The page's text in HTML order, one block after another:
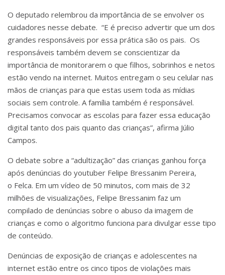
O deputado relembrou da importância de se envolver os
cuidadores nesse debate. “E é preciso advertir que um dos
grandes responsáveis por essa prática são os pais. Os
responsáveis também devem se conscientizar da
importância de monitorarem o que filhos, sobrinhos e netos
estão vendo na internet. Muitos entregam o seu celular nas
mãos de crianças para que estas usem toda as mídias
sociais sem controle. A família também é responsável.
Precisamos convocar as escolas para fazer essa educação
digital tanto dos pais quanto das crianças”, afirma Júlio
Campos.
O debate sobre a “adultização” das crianças ganhou força
após denúncias do youtuber Felipe Bressanim Pereira,
o Felca. Em um vídeo de 50 minutos, com mais de 32
milhões de visualizações, Felipe Bressanim faz um
compilado de denúncias sobre o abuso da imagem de
crianças e como o algoritmo funciona para divulgar esse tipo
de conteúdo.
Denúncias de exposição de crianças e adolescentes na
internet estão entre os cinco tipos de violações mais